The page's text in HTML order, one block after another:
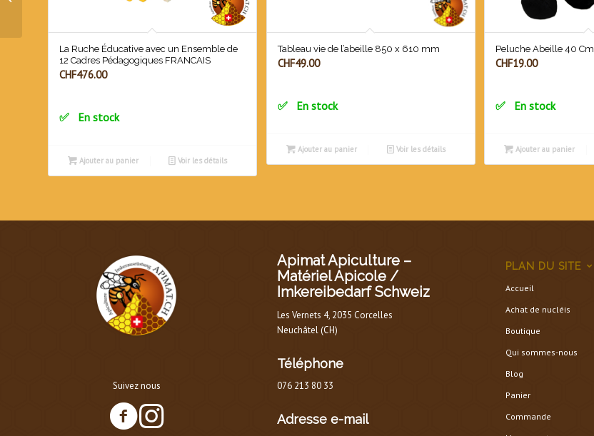
La Ruche Éducative avec un Ensemble de
12 Cadres Pédagogiques FRANCAIS
CHF476.00
En stock
Ajouter au panier Voir les détails
Tableau vie de l’abeille 850 x 610 mm
CHF49.00
En stock
Ajouter au panier Voir les détails
Peluche Abeille 40 Cm
CHF19.00
En stock
Ajouter au panier
Suivez nous
Apimat Apiculture –
Matériel Apicole /
Imkereibedarf Schweiz
Les Vernets 4, 2035 Corcelles
Neuchâtel (CH)
Téléphone
076 213 80 33
Adresse e-mail
PLAN DU SITE
Accueil
Achat de nucléis
Boutique
Qui sommes-nous
Blog
Panier
Commande